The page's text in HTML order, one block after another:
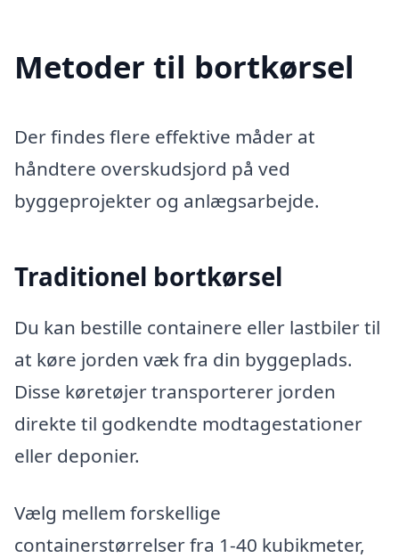
Metoder til bortkørsel
Der findes flere effektive måder at
håndtere overskudsjord på ved
byggeprojekter og anlægsarbejde.
Traditionel bortkørsel
Du kan bestille containere eller lastbiler til
at køre jorden væk fra din byggeplads.
Disse køretøjer transporterer jorden
direkte til godkendte modtagestationer
eller deponier.
Vælg mellem forskellige
containerstørrelser fra 1-40 kubikmeter,